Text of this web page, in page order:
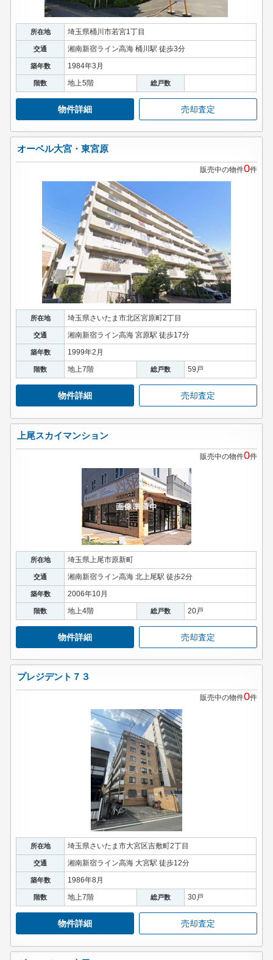
所在地 埼玉県桶川市若宮1丁目
交通 湘南新宿ライン高海 桶川駅 徒歩3分
築年数 1984年3月
階数 地上5階 総戸数
物件詳細 売却査定
オーベル大宮・東宮原
販売中の物件0件
所在地 埼玉県さいたま市北区宮原町2丁目
交通 湘南新宿ライン高海 宮原駅 徒歩17分
築年数 1999年2月
階数 地上7階 総戸数 59戸
物件詳細 売却査定
上尾スカイマンション
販売中の物件0件
所在地 埼玉県上尾市原新町
交通 湘南新宿ライン高海 北上尾駅 徒歩2分
築年数 2006年10月
階数 地上4階 総戸数 20戸
物件詳細 売却査定
プレジデント７３
販売中の物件0件
所在地 埼玉県さいたま市大宮区吉敷町2丁目
交通 湘南新宿ライン高海 大宮駅 徒歩12分
築年数 1986年8月
階数 地上7階 総戸数 30戸
物件詳細 売却査定